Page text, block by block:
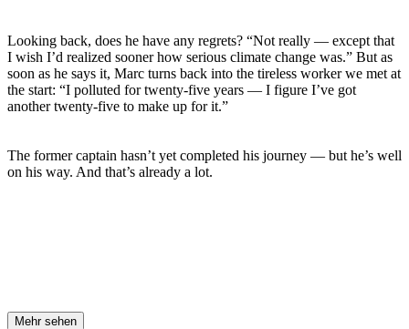
Looking back, does he have any regrets? “Not really — except that
I wish I’d realized sooner how serious climate change was.” But as
soon as he says it, Marc turns back into the tireless worker we met at
the start: “I polluted for twenty-five years — I figure I’ve got
another twenty-five to make up for it.”
The former captain hasn’t yet completed his journey — but he’s well
on his way. And that’s already a lot.
Mehr sehen